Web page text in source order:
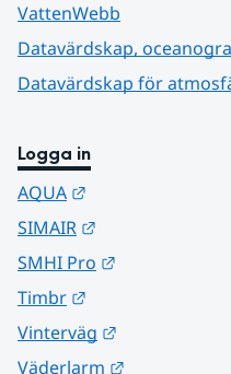
VattenWebb
Datavärdskap,
Datavärdskap för
Logga in
AQUA
SIMAIR
SMHI Pro
Timbr
Vinterväg
Väderlarm